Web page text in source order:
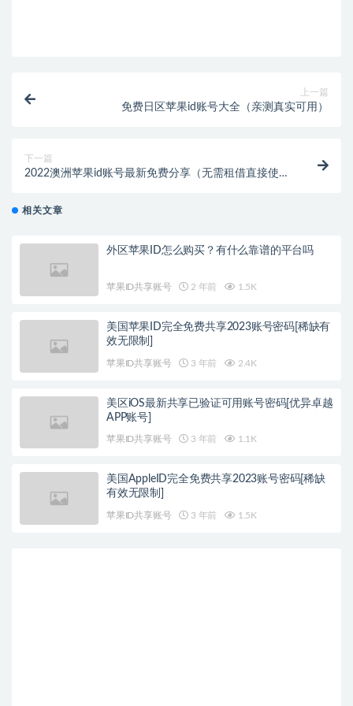
上一篇
免费日区苹果id账号大全（亲测真实可用）
下一篇
2022澳洲苹果id账号最新免费分享（无需租借直接使
相关文章
外区苹果ID怎么购买？有什么靠谱的平台吗
苹果ID共享账号 2 年前 1.5K
美国苹果ID完全免费共享2023账号密码[稀缺有
效无限制]
苹果ID共享账号 3 年前 2.4K
美区iOS最新共享已验证可用账号密码[优异卓越
APP账号]
苹果ID共享账号 3 年前 1.1K
美国AppleID完全免费共享2023账号密码[稀缺
有效无限制]
苹果ID共享账号 3 年前 1.5K